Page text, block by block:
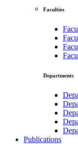
Faculties
Departments
Publications